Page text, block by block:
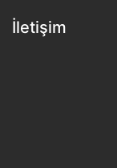
İletişim